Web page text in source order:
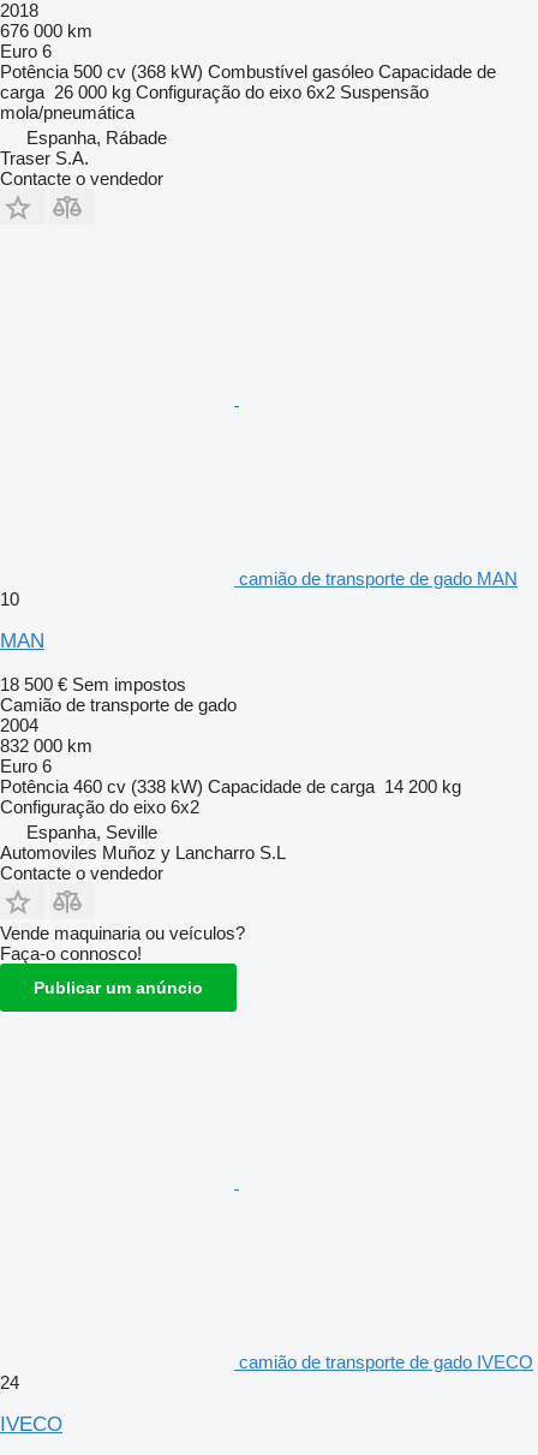
2018
676 000 km
Euro 6
Potência 500 cv (368 kW) Combustível gasóleo Capacidade de
carga 26 000 kg Configuração do eixo 6x2 Suspensão
mola/pneumática
Espanha, Rábade
Traser S.A.
Contacte o vendedor
camião de transporte de gado MAN
10
MAN
18 500 € Sem impostos
Camião de transporte de gado
2004
832 000 km
Euro 6
Potência 460 cv (338 kW) Capacidade de carga 14 200 kg
Configuração do eixo 6x2
Espanha, Seville
Automoviles Muñoz y Lancharro S.L
Contacte o vendedor
Vende maquinaria ou veículos?
Faça-o connosco!
Publicar um anúncio
camião de transporte de gado IVECO
24
IVECO